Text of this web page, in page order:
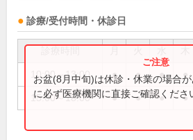
診療/受付時間・休診日
10:00～13:00 ● ● ● ●
15:00～18:00 ● ● ● ●
お盆(8月中旬)は休診・休業の場合
に必ず医療機関に直接ご確認くださ